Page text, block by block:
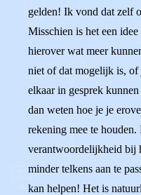
gelden! Ik vond dat zelf
Misschien is het een
hierover wat meer
niet of dat mogelijk is,
elkaar in gesprek
dan weten hoe je je
rekening mee te houden.
verantwoordelijkheid bij
minder telkens aan te
kan helpen! Het is